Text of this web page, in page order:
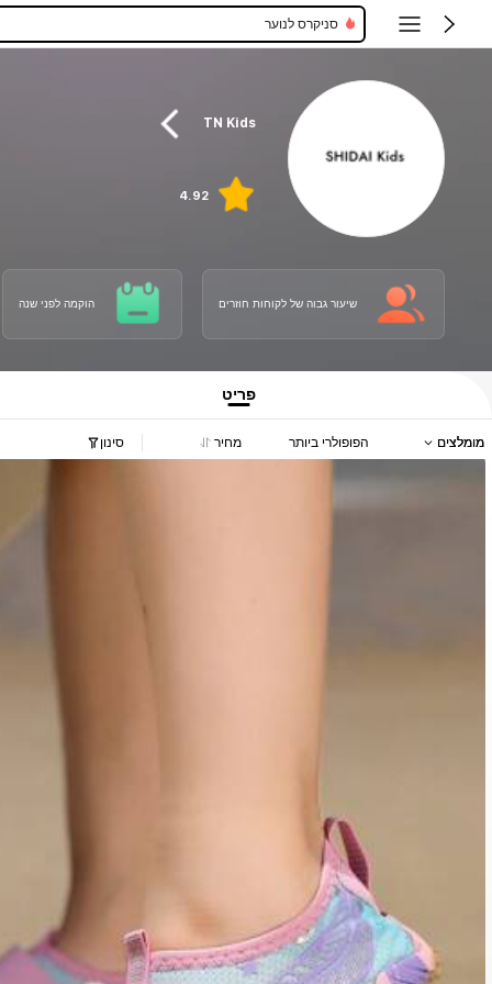
נעלי מים לילדים
TN Kids
4.92
שיעור גבוה של לקוחות חוזרים הוקמה לפני שנה
פריט
מומלצים הפופולרי ביותר מחיר סינון